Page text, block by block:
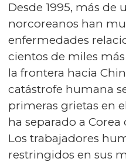
Desde 1995, más de
norcoreanos han
enfermedades
cientos de miles
la frontera hacia
catástrofe humana
primeras grietas en
ha separado a
Los trabajadores
restringidos en sus